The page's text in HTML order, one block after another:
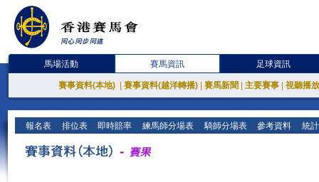
馬場活動 賽馬資訊 足球資訊
賽事資料(本地) 賽事資料(越洋轉播) 賽馬新聞 主要賽事 視聽播
報名表 排位表 即時賠率 練馬師分場表 騎師分場表 參考資料 統